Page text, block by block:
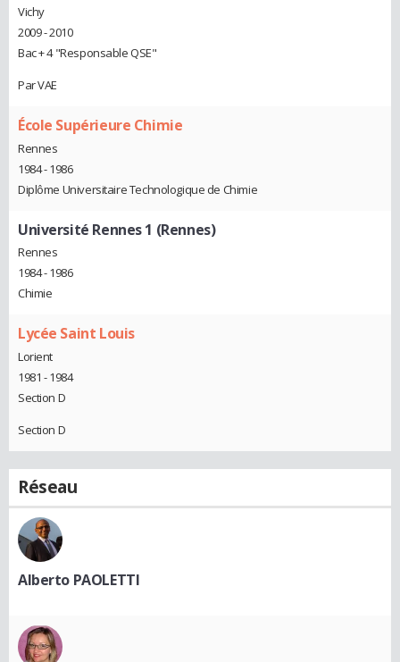
Vichy
2009 - 2010
Bac + 4 "Responsable QSE"
Par VAE
École Supérieure Chimie
Rennes
1984 - 1986
Diplôme Universitaire Technologique de Chimie
Université Rennes 1 (Rennes)
Rennes
1984 - 1986
Chimie
Lycée Saint Louis
Lorient
1981 - 1984
Section D
Section D
Réseau
Alberto PAOLETTI